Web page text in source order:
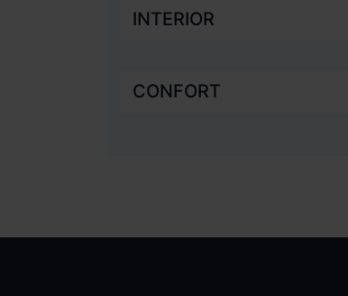
INTERIOR
CONFORT